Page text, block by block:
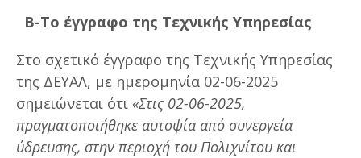
Β-Το έγγραφο της Τεχνικής Υπηρεσίας
Στο σχετικό έγγραφο της Τεχνικής Υπηρεσίας
της ΔΕΥΑΛ, με ημερομηνία 02-06-2025
σημειώνεται ότι «Στις 02-06-2025,
πραγματοποιήθηκε αυτοψία από συνεργεία
ύδρευσης, στην περιοχή του Πολιχνίτου και